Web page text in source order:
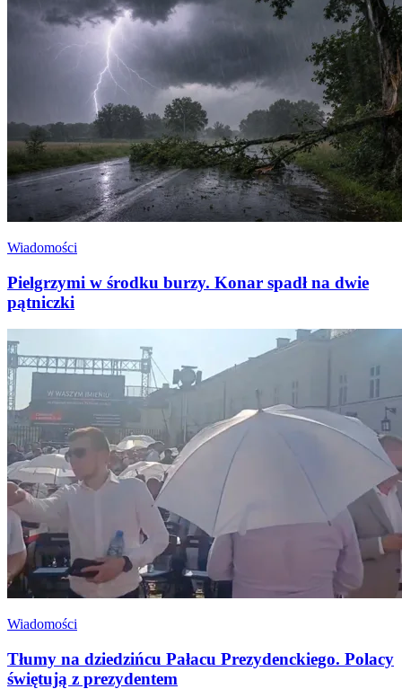
Wiadomości
Pielgrzymi w środku burzy. Konar spadł na dwie
pątniczki
Wiadomości
Tłumy na dziedzińcu Pałacu Prezydenckiego. Polacy
świętują z prezydentem